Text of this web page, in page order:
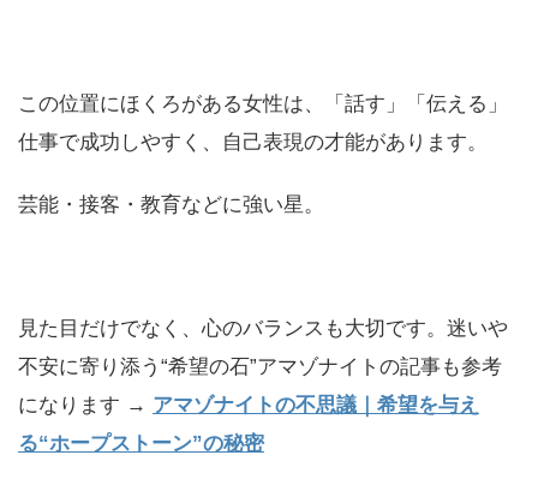
この位置にほくろがある女性は、「話す」「伝える」
仕事で成功しやすく、自己表現の才能があります。
芸能・接客・教育などに強い星。
見た目だけでなく、心のバランスも大切です。迷いや
不安に寄り添う“希望の石”アマゾナイトの記事も参考
になります → アマゾナイトの不思議｜希望を与え
る“ホープストーン”の秘密